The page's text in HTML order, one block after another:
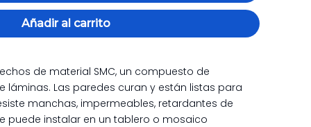
Añadir al carrito
de material SMC, un compuesto de
Las paredes curan y están listas para
manchas, impermeables, retardantes de
puede instalar en un tablero o mosaico